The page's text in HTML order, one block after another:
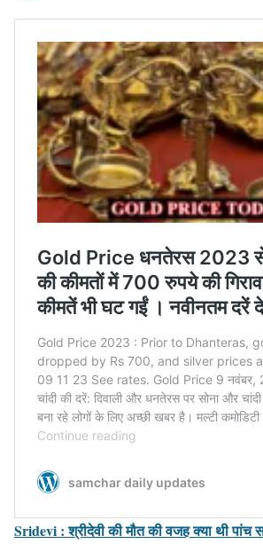
Sridevi : श्रीदेवी की मौत की वजह क्या थी पांच